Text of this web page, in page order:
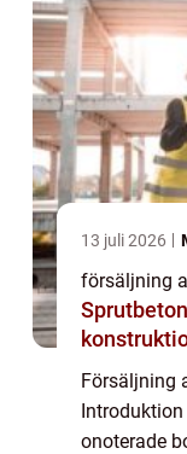
13 juli 2026
försäljning
Försäljning
onoterade